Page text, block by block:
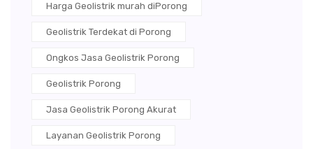
Harga Geolistrik murah diPorong
Geolistrik Terdekat di Porong
Ongkos Jasa Geolistrik Porong
Geolistrik Porong
Jasa Geolistrik Porong Akurat
Layanan Geolistrik Porong